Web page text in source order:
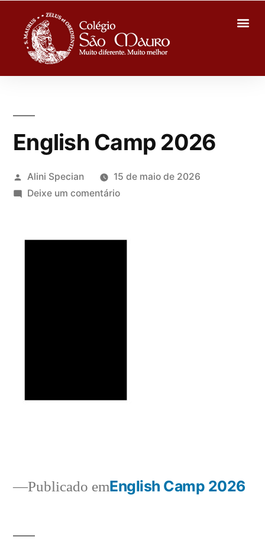
English Camp 2026
Alini Specian
15 de maio de 2026
Deixe um comentário
Publicado emEnglish Camp 2026